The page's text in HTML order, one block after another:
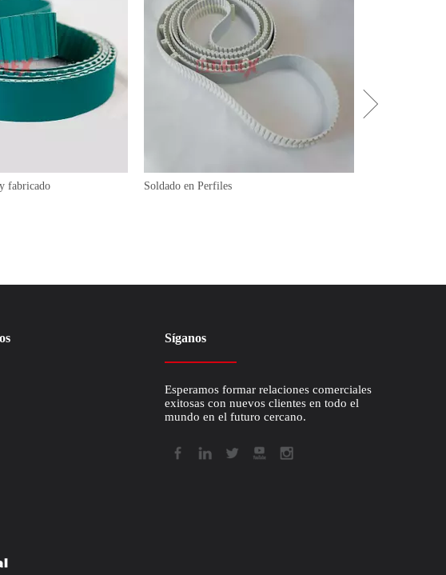
fabricado Soldado en Perfiles
Síganos
Esperamos formar relaciones comerciales
exitosas con nuevos clientes en todo el
mundo en el futuro cercano.